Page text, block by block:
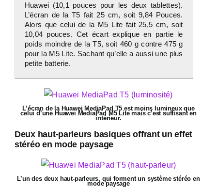
Huawei (10,1 pouces pour les deux tablettes).
L’écran de la T5 fait 25 cm, soit 9,84 Pouces.
Alors que celui de la M5 Lite fait 25,5 cm, soit
10,04 pouces. Cet écart explique en partie le
poids moindre de la T5, soit 460 g contre 475 g
pour la M5 Lite. Sachant qu’elle a aussi une plus
petite batterie.
L’écran de la Huawei MediaPad T5 est moins lumineux que
celui d’une Huawei MediaPad M5 Lite mais c’est suffisant en
intérieur.
Deux haut-parleurs basiques offrant un effet
stéréo en mode paysage
L’un des deux haut-parleurs, qui forment un système stéréo en
mode paysage